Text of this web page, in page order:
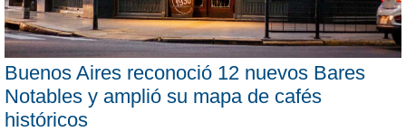
Buenos Aires reconoció 12 nuevos Bares
Notables y amplió su mapa de cafés
históricos